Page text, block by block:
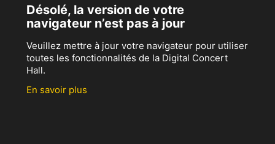
Désolé, la version de votre
navigateur n’est pas à jour
Veuillez mettre à jour votre navigateur pour utiliser
toutes les fonctionnalités de la Digital Concert
Hall.
En savoir plus